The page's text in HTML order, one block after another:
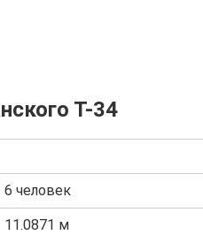
Т-34
6 человек
11.0871 м